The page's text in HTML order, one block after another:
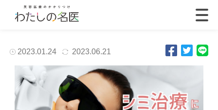
2023.01.24 2023.06.21